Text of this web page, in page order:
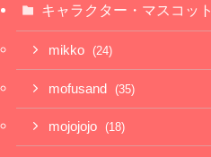
キャラクター・マスコット
mikko (24)
mofusand (35)
mojojojo (18)